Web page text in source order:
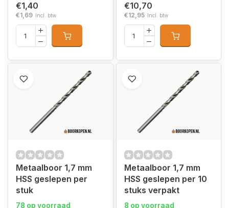
€1,40
€1,69 Incl. btw
€10,70
€12,95 Incl. btw
Metaalboor 1,7 mm
HSS geslepen per
stuk
78 op voorraad
Metaalboor 1,7 mm
HSS geslepen per 10
stuks verpakt
8 op voorraad